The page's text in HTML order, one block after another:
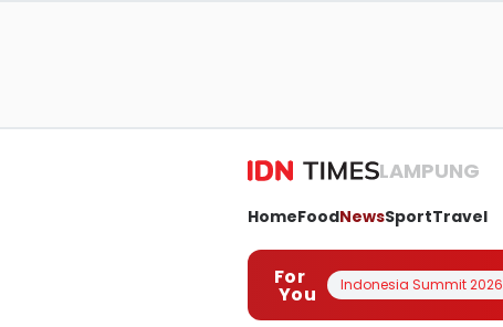
LAMPUNG
HomeFoodNewsSportTravel
For
You Indonesia Summit 2026